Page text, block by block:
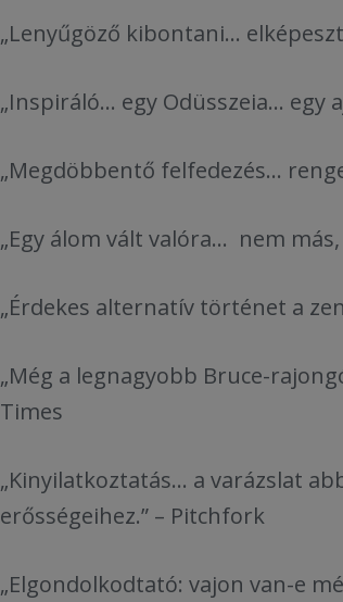
„Lenyűgöző kibontani...
„Inspiráló... egy Odüsszeia... egy
„Megdöbbentő felfedezés...
„Egy álom vált valóra... nem
„Érdekes alternatív történet a
„Még a legnagyobb Bruce-
Times
„Kinyilatkoztatás... a varázslat
erősségeihez.” – Pitchfork
„Elgondolkodtató: vajon van-e